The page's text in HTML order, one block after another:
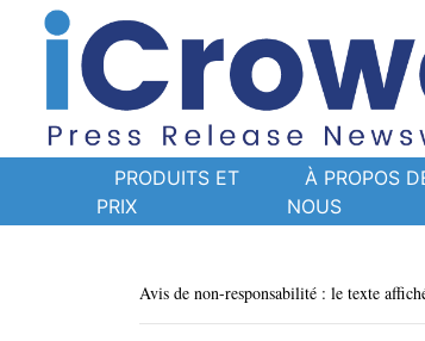
PRODUITS ET
PRIX
À PROPOS
NOUS
Avis de non-responsabilité : le texte